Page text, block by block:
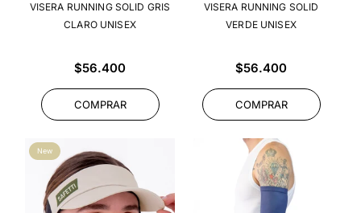
VISERA RUNNING SOLID GRIS
CLARO UNISEX
Precio
$56.400
COMPRAR
VISERA RUNNING SOLID
VERDE UNISEX
Precio
$56.400
COMPRAR
New